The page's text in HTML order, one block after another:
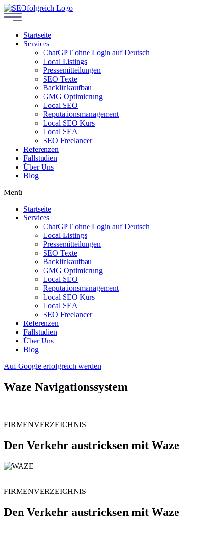
Startseite
Services
ChatGPT ohne Login auf Deutsch
Local Listings
Pressemitteilungen
SEO Texte
Backlinkaufbau
GMG Optimierung
Local SEO
Reputationsmanagement
Local SEO Kurs
Local SEA
SEO Freelancer
Referenzen
Fallstudien
Über Uns
Blog
Menü
Startseite
Services
ChatGPT ohne Login auf Deutsch
Local Listings
Pressemitteilungen
SEO Texte
Backlinkaufbau
GMG Optimierung
Local SEO
Reputationsmanagement
Local SEO Kurs
Local SEA
SEO Freelancer
Referenzen
Fallstudien
Über Uns
Blog
Auf Google erfolgreich werden
Waze Navigationssystem
FIRMENVERZEICHNIS
Den Verkehr austricksen mit Waze
FIRMENVERZEICHNIS
Den Verkehr austricksen mit Waze